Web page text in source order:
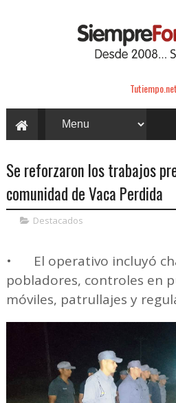
Tutiempo.net
Se reforzaron los trabajos
comunidad de Vaca Perdida
Destacados
•
El operativo incluyó
pobladores, controles en
móviles, patrullajes y